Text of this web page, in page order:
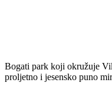
Bogati park koji okružuje
proljetno i jesensko puno